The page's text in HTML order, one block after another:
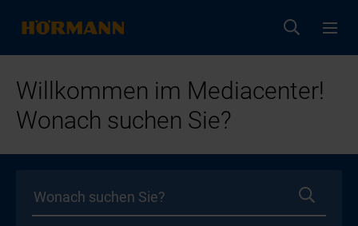
Willkommen im Mediacenter!
Wonach suchen Sie?